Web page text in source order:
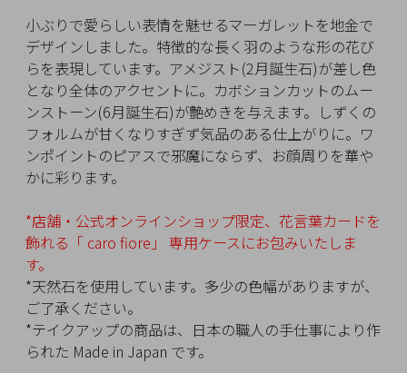
小ぶりで愛らしい表情を魅せるマーガレットを地金で
デザインしました。特徴的な長く羽のような形の花び
らを表現しています。アメジスト(2月誕生石)が差し色
となり全体のアクセントに。カボションカットのムー
ンストーン(6月誕生石)が艶めきを与えます。しずくの
フォルムが甘くなりすぎず気品のある仕上がりに。ワ
ンポイントのピアスで邪魔にならず、お顔周りを華や
かに彩ります。
*店舗・公式オンラインショップ限定、花言葉カードを
飾れる「 caro fiore」 専用ケースにお包みいたしま
す。
*天然石を使用しています。多少の色幅がありますが、
ご了承ください。
*テイクアップの商品は、日本の職人の手仕事により作
られた Made in Japan です。
ジ
お
気
に
入
り
イ
テ
ム
最
近